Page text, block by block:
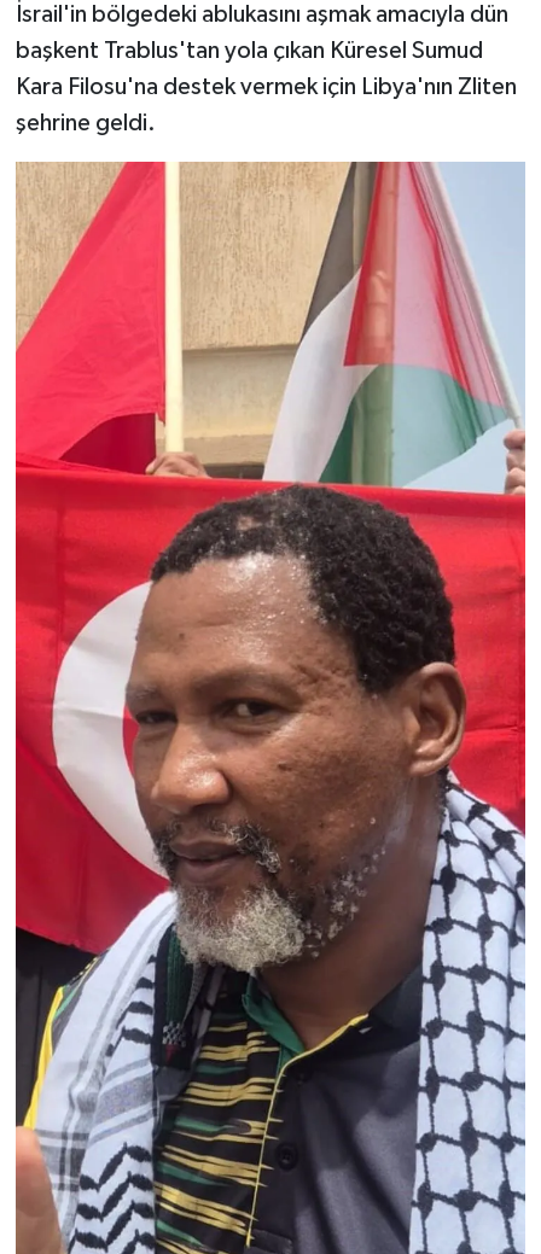
İsrail'in bölgedeki ablukasını aşmak amacıyla dün
başkent Trablus'tan yola çıkan Küresel Sumud
Kara Filosu'na destek vermek için Libya'nın Zliten
şehrine geldi.